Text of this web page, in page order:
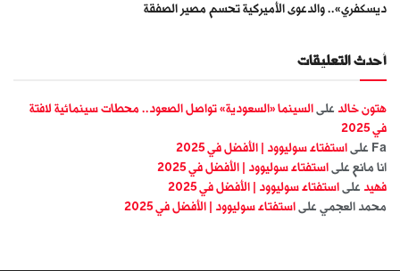
ديسكفري».. والدعوى الأميركية تحسم مصير الصفقة
أحدث التعليقات
هتون خالد على السينما «السعودية» تواصل الصعود.. محطات سينمائية لافتة
في 2025
Fa على استفتاء سوليوود | الأفضل في 2025
انا مانع على استفتاء سوليوود | الأفضل في 2025
فهيد على استفتاء سوليوود | الأفضل في 2025
محمد العجمي على استفتاء سوليوود | الأفضل في 2025